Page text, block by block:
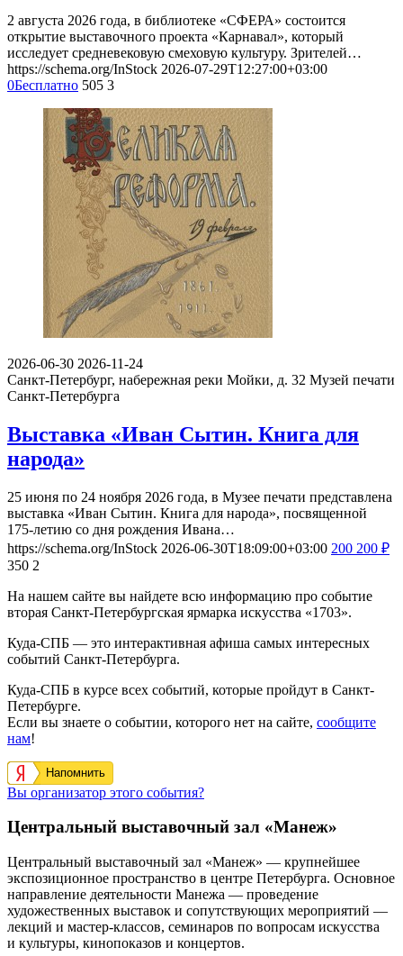
2 августа 2026 года, в библиотеке «СФЕРА» состоится
открытие выставочного проекта «Карнавал», который
исследует средневековую смеховую культуру. Зрителей…
https://schema.org/InStock 2026-07-29T12:27:00+03:00
0Бесплатно 505 3
2026-06-30 2026-11-24
Санкт-Петербург, набережная реки Мойки, д. 32 Музей печати
Санкт-Петербурга
Выставка «Иван Сытин. Книга для
народа»
25 июня по 24 ноября 2026 года, в Музее печати представлена
выставка «Иван Сытин. Книга для народа», посвященной
175-летию со дня рождения Ивана…
https://schema.org/InStock 2026-06-30T18:09:00+03:00 200 200 ₽
350 2
На нашем сайте вы найдете всю информацию про событие
вторая Санкт-Петербургская ярмарка искусства «1703».
Куда-СПБ — это интерактивная афиша самых интересных
событий Санкт-Петербурга.
Куда-СПБ в курсе всех событий, которые пройдут в Санкт-
Петербурге.
Если вы знаете о событии, которого нет на сайте, сообщите
нам!
Напомнить
Вы организатор этого события?
Центральный выставочный зал «Манеж»
Центральный выставочный зал «Манеж» — крупнейшее
экспозиционное пространство в центре Петербурга. Основное
направление деятельности Манежа — проведение
художественных выставок и сопутствующих мероприятий —
лекций и мастер-классов, семинаров по вопросам искусства
и культуры, кинопоказов и концертов.